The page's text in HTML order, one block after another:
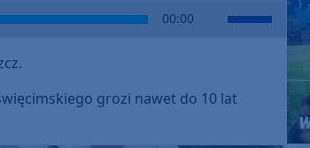
00:00
Use
Up/Down
to
grozi nawet do 10 lat